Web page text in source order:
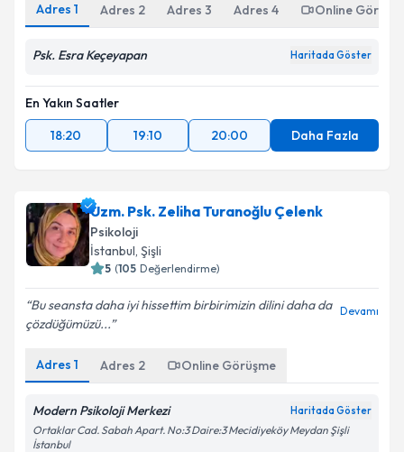
Takvim Talebini Gönder
Adres 1 Adres 2 Adres 3 Adres 4 Online
Psk. Esra Keçeyapan Haritada Göster
En Yakın Saatler
18:20
19:10 20:00 Daha Fazla
Uzm. Psk. Zeliha Turanoğlu Çelenk
Psikoloji
İstanbul, Şişli
5 (105 Değerlendirme)
Bu seansta daha iyi hissettim birbirimizin dilini daha da
çözdüğümüzü...
Devamı
Adres 1 Adres 2 Online Görüşme
Modern Psikoloji Merkezi Haritada Göster
Ortaklar Cad. Sabah Apart. No:3 Daire:3 Mecidiyeköy Meydan Şişli
İstanbul